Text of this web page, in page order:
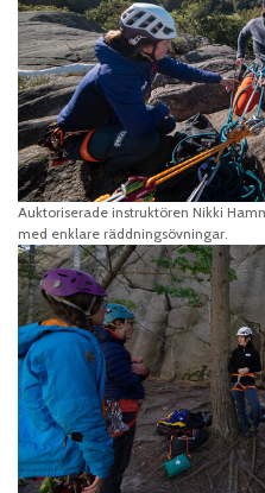
Auktoriserade instruktören Nikki
med enklare räddningsövningar.